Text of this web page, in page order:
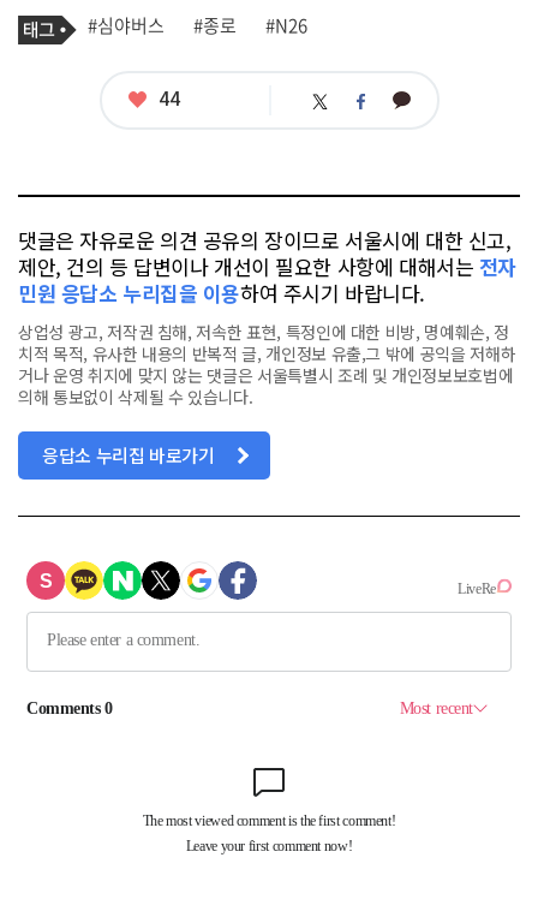
기
사
태
그
#심야버스 #종로 #N26
좋
44 트 페 카
댓글은 자유로운 의견 공유의 장이므로 서울시에 대한 신고,
제안, 건의 등 답변이나 개선이 필요한 사항에 대해서는 전자
민원 응답소 누리집을 이용하여 주시기 바랍니다.
상업성 광고, 저작권 침해, 저속한 표현, 특정인에 대한 비방, 명예훼손, 정
치적 목적, 유사한 내용의 반복적 글, 개인정보 유출,그 밖에 공익을 저해하
거나 운영 취지에 맞지 않는 댓글은 서울특별시 조례 및 개인정보보호법에
의해 통보없이 삭제될 수 있습니다.
응답소 누리집 바로가기